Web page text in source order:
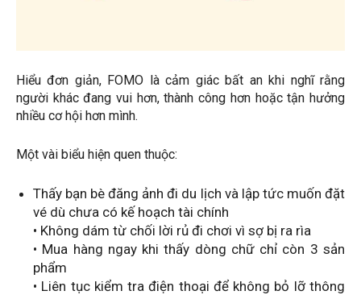
Hiểu đơn giản, FOMO là cảm giác bất an khi nghĩ rằng
người khác đang vui hơn, thành công hơn hoặc tận hưởng
nhiều cơ hội hơn mình.
Một vài biểu hiện quen thuộc:
Thấy bạn bè đăng ảnh đi du lịch và lập tức muốn đặt
vé dù chưa có kế hoạch tài chính
• Không dám từ chối lời rủ đi chơi vì sợ bị ra rìa
• Mua hàng ngay khi thấy dòng chữ chỉ còn 3 sản
phẩm
• Liên tục kiểm tra điện thoại để không bỏ lỡ thông